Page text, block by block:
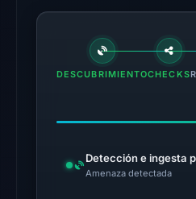
flagged
domain
on
18:45
DESCUBRIMIENTOCHECKS
Detección e ingesta
Amenaza detectada